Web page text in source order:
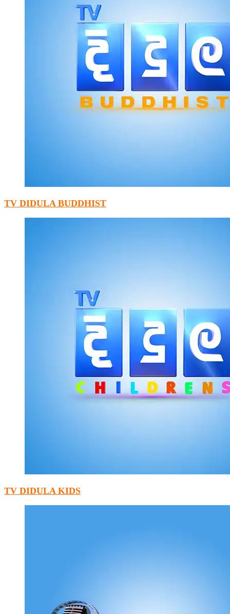
TV DIDULA BUDDHIST
TV DIDULA KIDS